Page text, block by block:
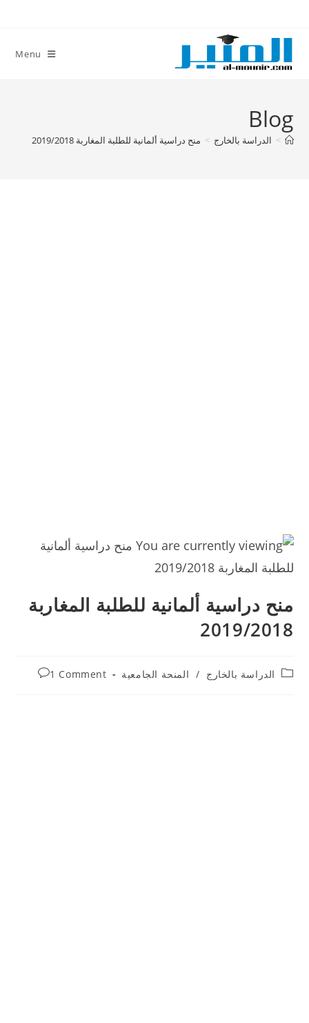
content
Menu
Blog
> الدراسة بالخارج > منح دراسية ألمانية للطلبة المغاربة 2019/2018
منح دراسية ألمانية للطلبة المغاربة
2019/2018
Postالدراسة بالخارج / المنحة الجامعية
Post
1 Comment